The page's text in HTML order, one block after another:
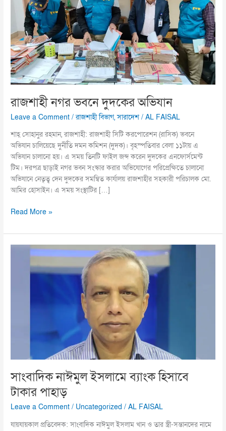
রাজশাহী নগর ভবনে দুদকের অভিযান
Leave a Comment /রাজশাহী বিভাগ,সারাদেশ /AL FAISAL
শাহ্ সোহানুর রহমান, রাজশাহী: রাজশাহী সিটি করপোরেশন (রাসিক) ভবনে
অভিযান চালিয়েছে দুর্নীতি দমন কমিশন (দুদক)। বৃহস্পতিবার বেলা ১১টায় এ
অভিযান চালানো হয়। এ সময় তিনটি ফাইল জব্দ করেন দুদকের এনফোর্সমেন্ট
টিম। দরপত্র ছাড়াই নগর ভবন সংস্কার করার অভিযোগের পরিপ্রেক্ষিতে চালানো
অভিযানে নেতৃত্ব দেন দুদকের সমন্বিত কার্যালয় রাজশাহীর সহকারী পরিচালক মো.
আমির হোসাইন। এ সময় সংস্থাটির […]
অভিযান
Read More »
সাংবাদিক নাঈমুল ইসলামে ব্যাংক হিসাবে
টাকার পাহাড়
Leave a Comment / Uncategorized /AL FAISAL
যায়যায়কাল প্রতিবেদক: সাংবাদিক নাঈমুল ইসলাম খান ও তার স্ত্রী-সন্তানদের নামে
সাংবাদিক
ইসলামে